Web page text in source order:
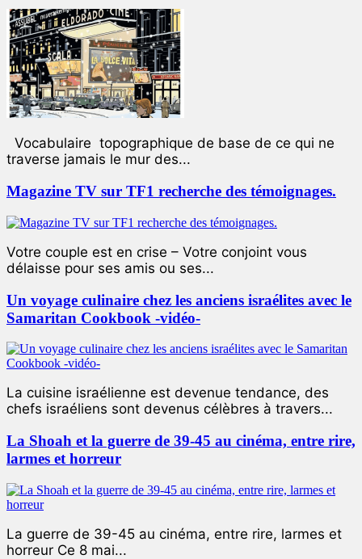
Vocabulaire topographique de base de ce qui ne
traverse jamais le mur des...
Magazine TV sur TF1 recherche des témoignages.
Votre couple est en crise – Votre conjoint vous
délaisse pour ses amis ou ses...
Un voyage culinaire chez les anciens israélites avec le
Samaritan Cookbook -vidéo-
La cuisine israélienne est devenue tendance, des
chefs israéliens sont devenus célèbres à travers...
La Shoah et la guerre de 39-45 au cinéma, entre rire,
larmes et horreur
La guerre de 39-45 au cinéma, entre rire, larmes et
horreur Ce 8 mai...